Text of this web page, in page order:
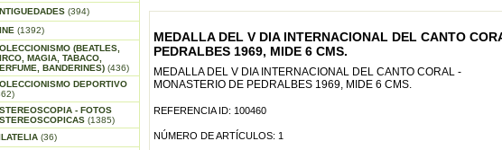
(394)
(1392)
(BEATLES,
MAGIA, TABACO,
BANDERINES) (436)
DEPORTIVO
- FOTOS
(1385)
(36)
MEDALLA DEL V DIA INTERNACIONAL DEL CANTO
PEDRALBES 1969, MIDE 6 CMS.
MEDALLA DEL V DIA INTERNACIONAL DEL CANTO CORAL -
MONASTERIO DE PEDRALBES 1969, MIDE 6 CMS.
REFERENCIA ID: 100460
NÚMERO DE ARTÍCULOS: 1